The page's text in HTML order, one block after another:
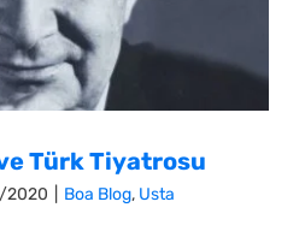
Türk Tiyatrosu
2020 Boa Blog, Usta